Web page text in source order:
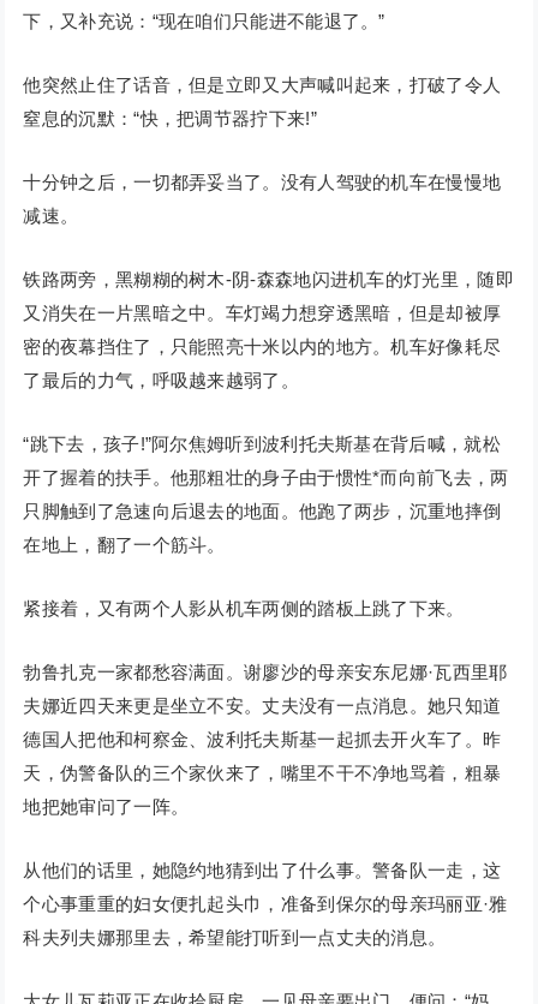
下，又补充说：“现在咱们只能进不能退了。”
他突然止住了话音，但是立即又大声喊叫起来，打破了令人
窒息的沉默：“快，把调节器拧下来!”
十分钟之后，一切都弄妥当了。没有人驾驶的机车在慢慢地
减速。
铁路两旁，黑糊糊的树木-阴-森森地闪进机车的灯光里，随即
又消失在一片黑暗之中。车灯竭力想穿透黑暗，但是却被厚
密的夜幕挡住了，只能照亮十米以内的地方。机车好像耗尽
了最后的力气，呼吸越来越弱了。
“跳下去，孩子!”阿尔焦姆听到波利托夫斯基在背后喊，就松
开了握着的扶手。他那粗壮的身子由于惯性*而向前飞去，两
只脚触到了急速向后退去的地面。他跑了两步，沉重地摔倒
在地上，翻了一个筋斗。
紧接着，又有两个人影从机车两侧的踏板上跳了下来。
勃鲁扎克一家都愁容满面。谢廖沙的母亲安东尼娜·瓦西里耶
夫娜近四天来更是坐立不安。丈夫没有一点消息。她只知道
德国人把他和柯察金、波利托夫斯基一起抓去开火车了。昨
天，伪警备队的三个家伙来了，嘴里不干不净地骂着，粗暴
地把她审问了一阵。
从他们的话里，她隐约地猜到出了什么事。警备队一走，这
个心事重重的妇女便扎起头巾，准备到保尔的母亲玛丽亚·雅
科夫列夫娜那里去，希望能打听到一点丈夫的消息。